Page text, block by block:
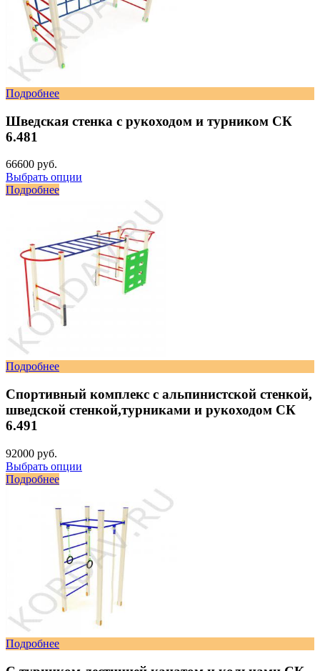
Подробнее
Шведская стенка с рукоходом и турником СК
6.481
66600 руб.
Выбрать опции
Подробнее
Подробнее
Спортивный комплекс с альпинистской стенкой,
шведской стенкой,турниками и рукоходом СК
6.491
92000 руб.
Выбрать опции
Подробнее
Подробнее